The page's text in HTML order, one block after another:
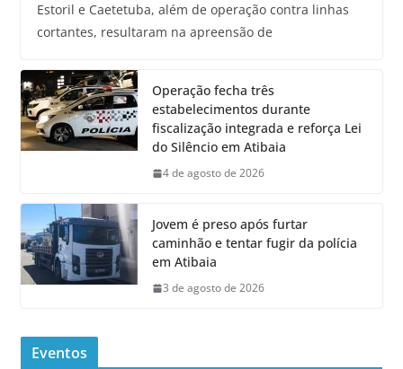
Estoril e Caetetuba, além de operação contra linhas
cortantes, resultaram na apreensão de
Operação fecha três
estabelecimentos durante
fiscalização integrada e reforça Lei
do Silêncio em Atibaia
4 de agosto de 2026
Jovem é preso após furtar
caminhão e tentar fugir da polícia
em Atibaia
3 de agosto de 2026
Eventos